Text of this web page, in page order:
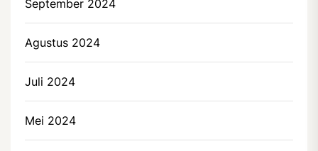
September 2024
Agustus 2024
Juli 2024
Mei 2024